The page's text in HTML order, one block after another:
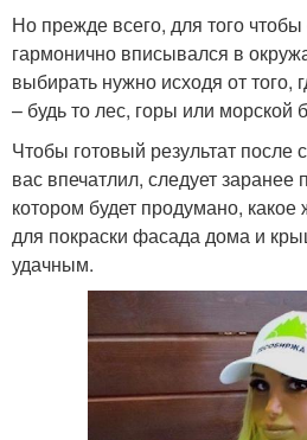
Но прежде всего, для того
гармонично вписывался в
выбирать нужно исходя от того,
– будь то лес, горы или морской
Чтобы готовый результат после
вас впечатлил, следует заранее
котором будет продумано, какое
для покраски фасада дома и
удачным.